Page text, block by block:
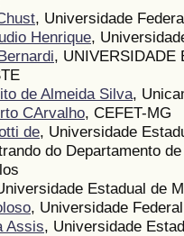
, Universidade
Henrique,
, UNIVERSIDADE
de Almeida Silva,
CArvalho, CEFET-MG
de, Universidade
do Departamento
Estadual de
, Universidade
Assis, Universidade